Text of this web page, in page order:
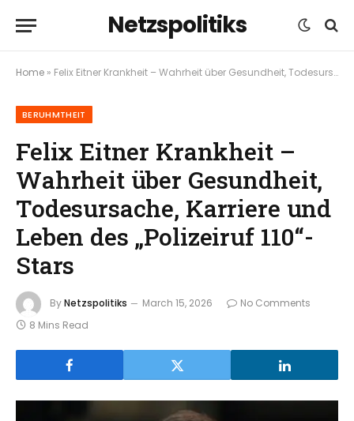
Netzspolitiks
Home » Felix Eitner Krankheit – Wahrheit über Gesundheit, Todesursache, Karriere und Leben des „Polizeiruf 110“-Stars
BERUHMTHEIT
Felix Eitner Krankheit –
Wahrheit über Gesundheit,
Todesursache, Karriere und
Leben des „Polizeiruf 110“-
Stars
ByNetzspolitiks March 15, 2026
No Comments
8 Mins Read